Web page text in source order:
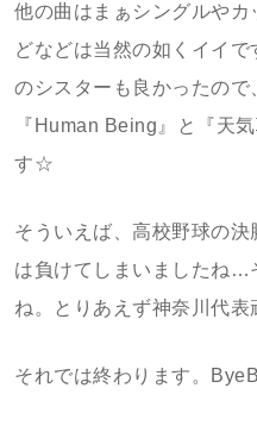
他の曲はまぁシングルや
どなどは当然の如くイイ
のシスターも良かったの
『Human Being』と『天
す☆
そういえば、高校野球の
は負けてしまいましたね…
ね。とりあえず神奈川代表
それでは終わります。